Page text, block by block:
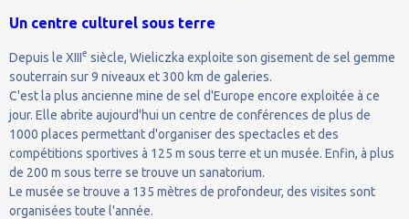
Un centre culturel sous terre
Depuis le XIIIe siècle, Wieliczka exploite son gisement de sel gemme
souterrain sur 9 niveaux et 300 km de galeries.
C'est la plus ancienne mine de sel d'Europe encore exploitée à ce
jour. Elle abrite aujourd'hui un centre de conférences de plus de
1000 places permettant d'organiser des spectacles et des
compétitions sportives à 125 m sous terre et un musée. Enfin, à plus
de 200 m sous terre se trouve un sanatorium.
Le musée se trouve a 135 mètres de profondeur, des visites sont
organisées toute l'année.